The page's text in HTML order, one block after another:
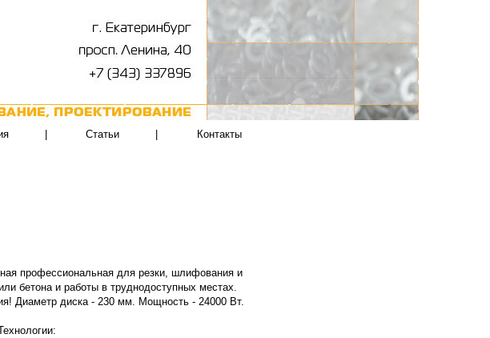
Статьи Контакты
профессиональная для резки, шлифования и
бетона и работы в труднодоступных местах.
Диаметр диска - 230 мм. Мощность - 24000 Вт.